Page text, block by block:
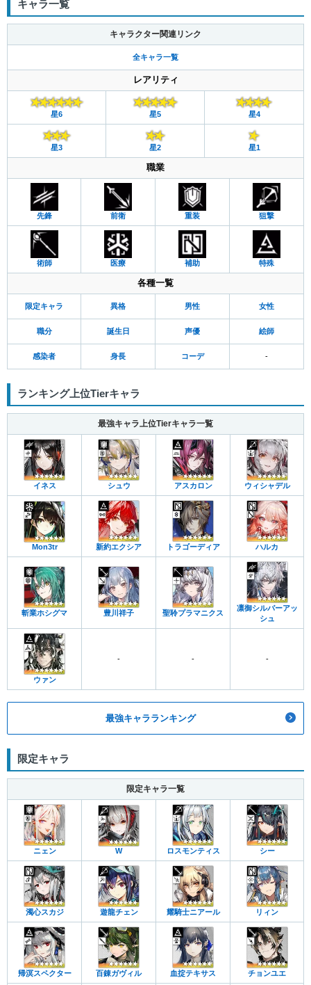
キャラ一覧
キャラクター関連リンク
全キャラ一覧
レアリティ
星6 星5 星4
星3 星2 星1
職業
先鋒 前衛 重装 狙撃
術師 医療 補助 特殊
各種一覧
限定キャラ 異格 男性 女性
職分 誕生日 声優 絵師
感染者 身長 コーデ -
ランキング上位Tierキャラ
最強キャラ上位Tierキャラ一覧
イネス シュウ アスカロン ウィシャデル
Mon3tr 新約エクシア トラゴーディア ハルカ
斬業ホシグマ 豊川祥子 聖聆プラマニクス
凛御シルバーアッ
シュ
ウァン
- - -
最強キャラランキング
限定キャラ
限定キャラ一覧
ニェン W ロスモンティス シー
濁心スカジ 遊龍チェン 耀騎士ニアール リィン
帰溟スペクター 百錬ガヴィル 血掟テキサス チョンユエ